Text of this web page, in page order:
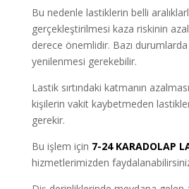
Bu nedenle lastiklerin belli
gerçekleştirilmesi kaza riskinin
derece önemlidir. Bazı
yenilenmesi gerekebilir.
Lastik sırtındaki katmanın
kişilerin vakit kaybetmeden
gerekir.
Bu işlem için 7-24 KARADOLAP
hizmetlerimizden